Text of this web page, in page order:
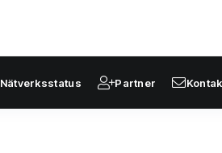
Nätverksstatus Partner